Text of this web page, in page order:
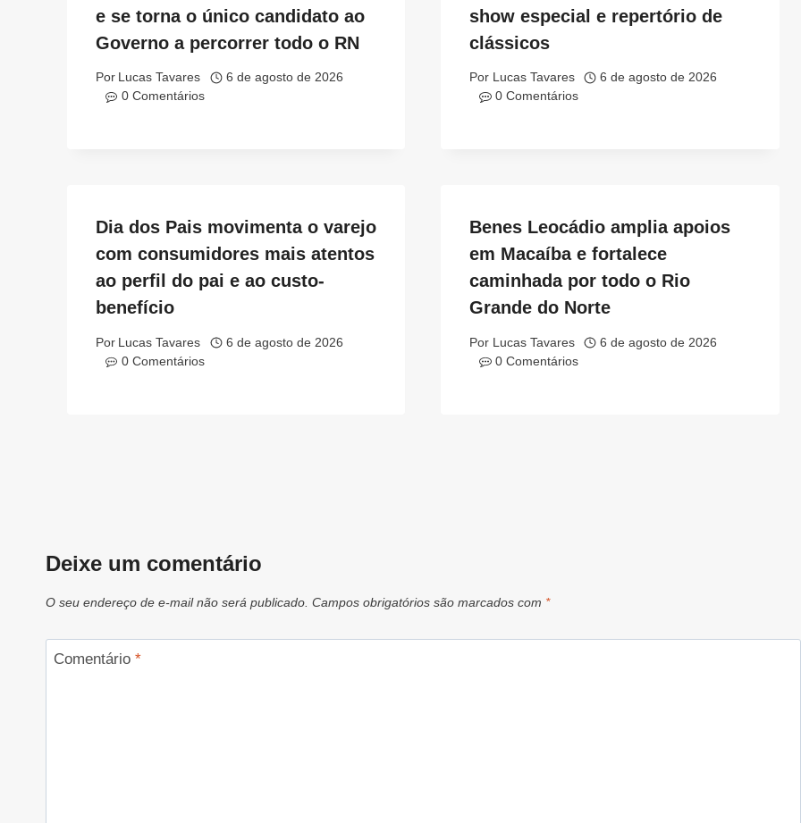
e se torna o único candidato ao
Governo a percorrer todo o RN
Por Lucas Tavares
6 de agosto de 2026
0 Comentários
show especial e repertório de
clássicos
Por Lucas Tavares
6 de agosto de 2026
0 Comentários
Dia dos Pais movimenta o varejo
com consumidores mais atentos
ao perfil do pai e ao custo-
benefício
Por Lucas Tavares
6 de agosto de 2026
0 Comentários
Benes Leocádio amplia apoios
em Macaíba e fortalece
caminhada por todo o Rio
Grande do Norte
Por Lucas Tavares
6 de agosto de 2026
0 Comentários
Deixe um comentário
O seu endereço de e-mail não será publicado. Campos obrigatórios são marcados com *
Comentário *